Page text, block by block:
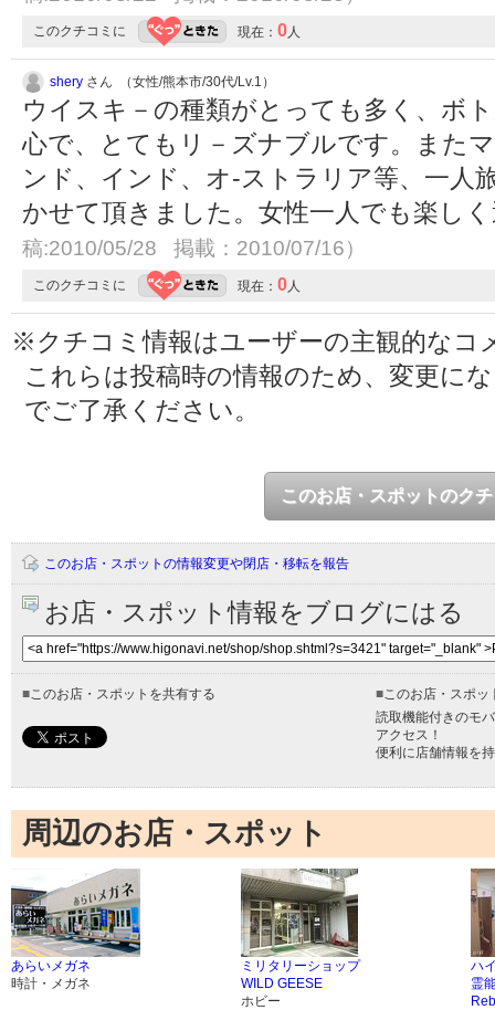
このクチコミに 現在： 0人
shery さん （女性/熊本市/30代/Lv.1）
ウイスキ－の種類がとっても多く、ボ
心で、とてもリ－ズナブルです。また
ンド、インド、オ-ストラリア等、一人
かせて頂きました。女性一人でも楽し
稿:2010/05/28 掲載：2010/07/16）
このクチコミに 現在： 0人
※クチコミ情報はユーザーの主観的なコ
これらは投稿時の情報のため、変更に
でご了承ください。
このお店・スポットのク
このお店・スポットの情報変更や閉店・移転を報告
お店・スポット情報をブログにはる
■このお店・スポットを共有する ■このお店・スポッ
読取機能付きのモ
アクセス！
便利に店舗情報を
周辺のお店・スポット
あらいメガネ
時計・メガネ
ミリタリーショップ
WILD GEESE
ホビー
ハ
霊